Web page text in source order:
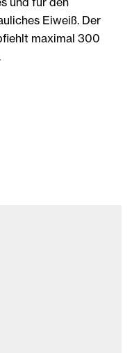
Eiweiß. Der
maximal 300